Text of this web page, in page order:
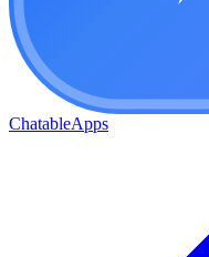
ChatableApps